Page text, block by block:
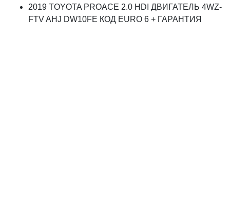
2019 TOYOTA PROACE 2.0 HDI ДВИГАТЕЛЬ 4WZ-
FTV AHJ DW10FE КОД EURO 6 + ГАРАНТИЯ